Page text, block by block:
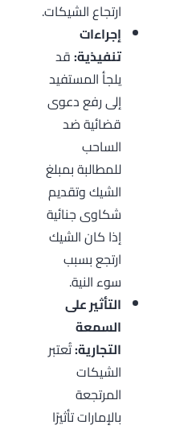
ارتجاع الشيكات.
إجراءات
تنفيذية:قد
يلجأ المستفيد
إلى رفع دعوى
قضائية ضد
الساحب
للمطالبة بمبلغ
الشيك وتقديم
شكاوى جنائية
إذا كان الشيك
ارتجع بسبب
سوء النية.
التأثير على
السمعة
التجارية:تُعتبر
الشيكات
المرتجعة
بالإمارات تأثيرًا